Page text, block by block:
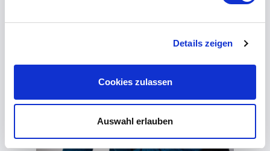
Details zeigen
Cookies zulassen
Auswahl erlauben